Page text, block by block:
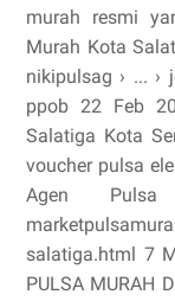
murah resmi
Murah Kota
nikipulsag › ... ›
ppob 22 Feb
Salatiga Kota
voucher pulsa
Agen
salatiga.html 7
PULSA MURAH